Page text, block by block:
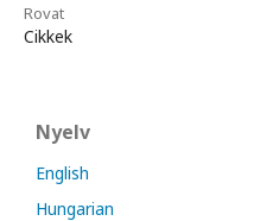
Rovat
Cikkek
Nyelv
English
Hungarian